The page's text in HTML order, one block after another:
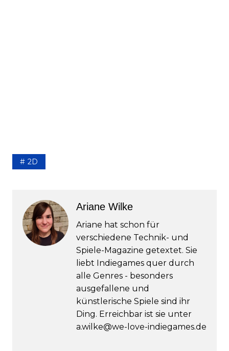
2D
Ariane Wilke
Ariane hat schon für
verschiedene Technik- und
Spiele-Magazine getextet. Sie
liebt Indiegames quer durch
alle Genres - besonders
ausgefallene und
künstlerische Spiele sind ihr
Ding. Erreichbar ist sie unter
a.wilke@we-love-indiegames.de